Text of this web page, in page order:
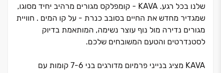
שלנו בכל רגע. KAVA ‏- קומפלקס מגורים מרהיב יחיד מסוגו,
שמגדיר מחדש את החיים בסובב כנרת ‏- על קו המים . חוויית
מגורים נדירה מול נוף עוצר נשימה, המותאמת בדיוק
לסטנדרטים והטעם המשובחים שלכם.
KAVA מציג בנייני פרמיום מדורגים בני ‏6‏-‏7 קומות עם